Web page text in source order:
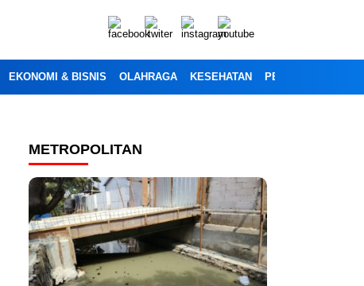
EKONOMI & BISNIS OLAHRAGA KESEHATAN PENDIDIKAN
METROPOLITAN